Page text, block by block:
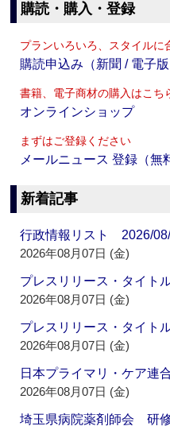
購読・購入・登録
プランいろいろ、スタイルに
購読申込み（新聞 / 電子版
書籍、電子商材の購入はこち
オンラインショップ
まずはご登録ください
メールニュース 登録（無
新着記事
行政情報リスト 2026/
2026年08月07日 (金)
プレスリリース・タイト
2026年08月07日 (金)
プレスリリース・タイト
2026年08月07日 (金)
日本プライマリ・ケア
2026年08月07日 (金)
埼玉県病院薬剤師会 研